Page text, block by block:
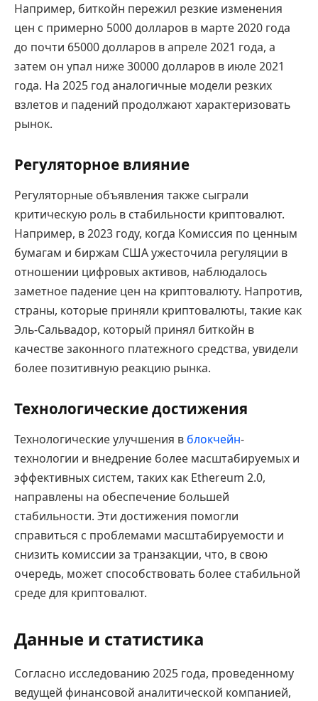
Например, биткойн пережил резкие изменения
цен с примерно 5000 долларов в марте 2020 года
до почти 65000 долларов в апреле 2021 года, а
затем он упал ниже 30000 долларов в июле 2021
года. На 2025 год аналогичные модели резких
взлетов и падений продолжают характеризовать
рынок.
Регуляторное влияние
Регуляторные объявления также сыграли
критическую роль в стабильности криптовалют.
Например, в 2023 году, когда Комиссия по ценным
бумагам и биржам США ужесточила регуляции в
отношении цифровых активов, наблюдалось
заметное падение цен на криптовалюту. Напротив,
страны, которые приняли криптовалюты, такие как
Эль-Сальвадор, который принял биткойн в
качестве законного платежного средства, увидели
более позитивную реакцию рынка.
Технологические достижения
Технологические улучшения в блокчейн-
технологии и внедрение более масштабируемых и
эффективных систем, таких как Ethereum 2.0,
направлены на обеспечение большей
стабильности. Эти достижения помогли
справиться с проблемами масштабируемости и
снизить комиссии за транзакции, что, в свою
очередь, может способствовать более стабильной
среде для криптовалют.
Данные и статистика
Согласно исследованию 2025 года, проведенному
ведущей финансовой аналитической компанией,